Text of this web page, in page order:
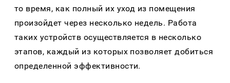
то время, как полный их уход из помещения
произойдет через несколько недель. Работа
таких устройств осуществляется в несколько
этапов, каждый из которых позволяет добиться
определенной эффективности.